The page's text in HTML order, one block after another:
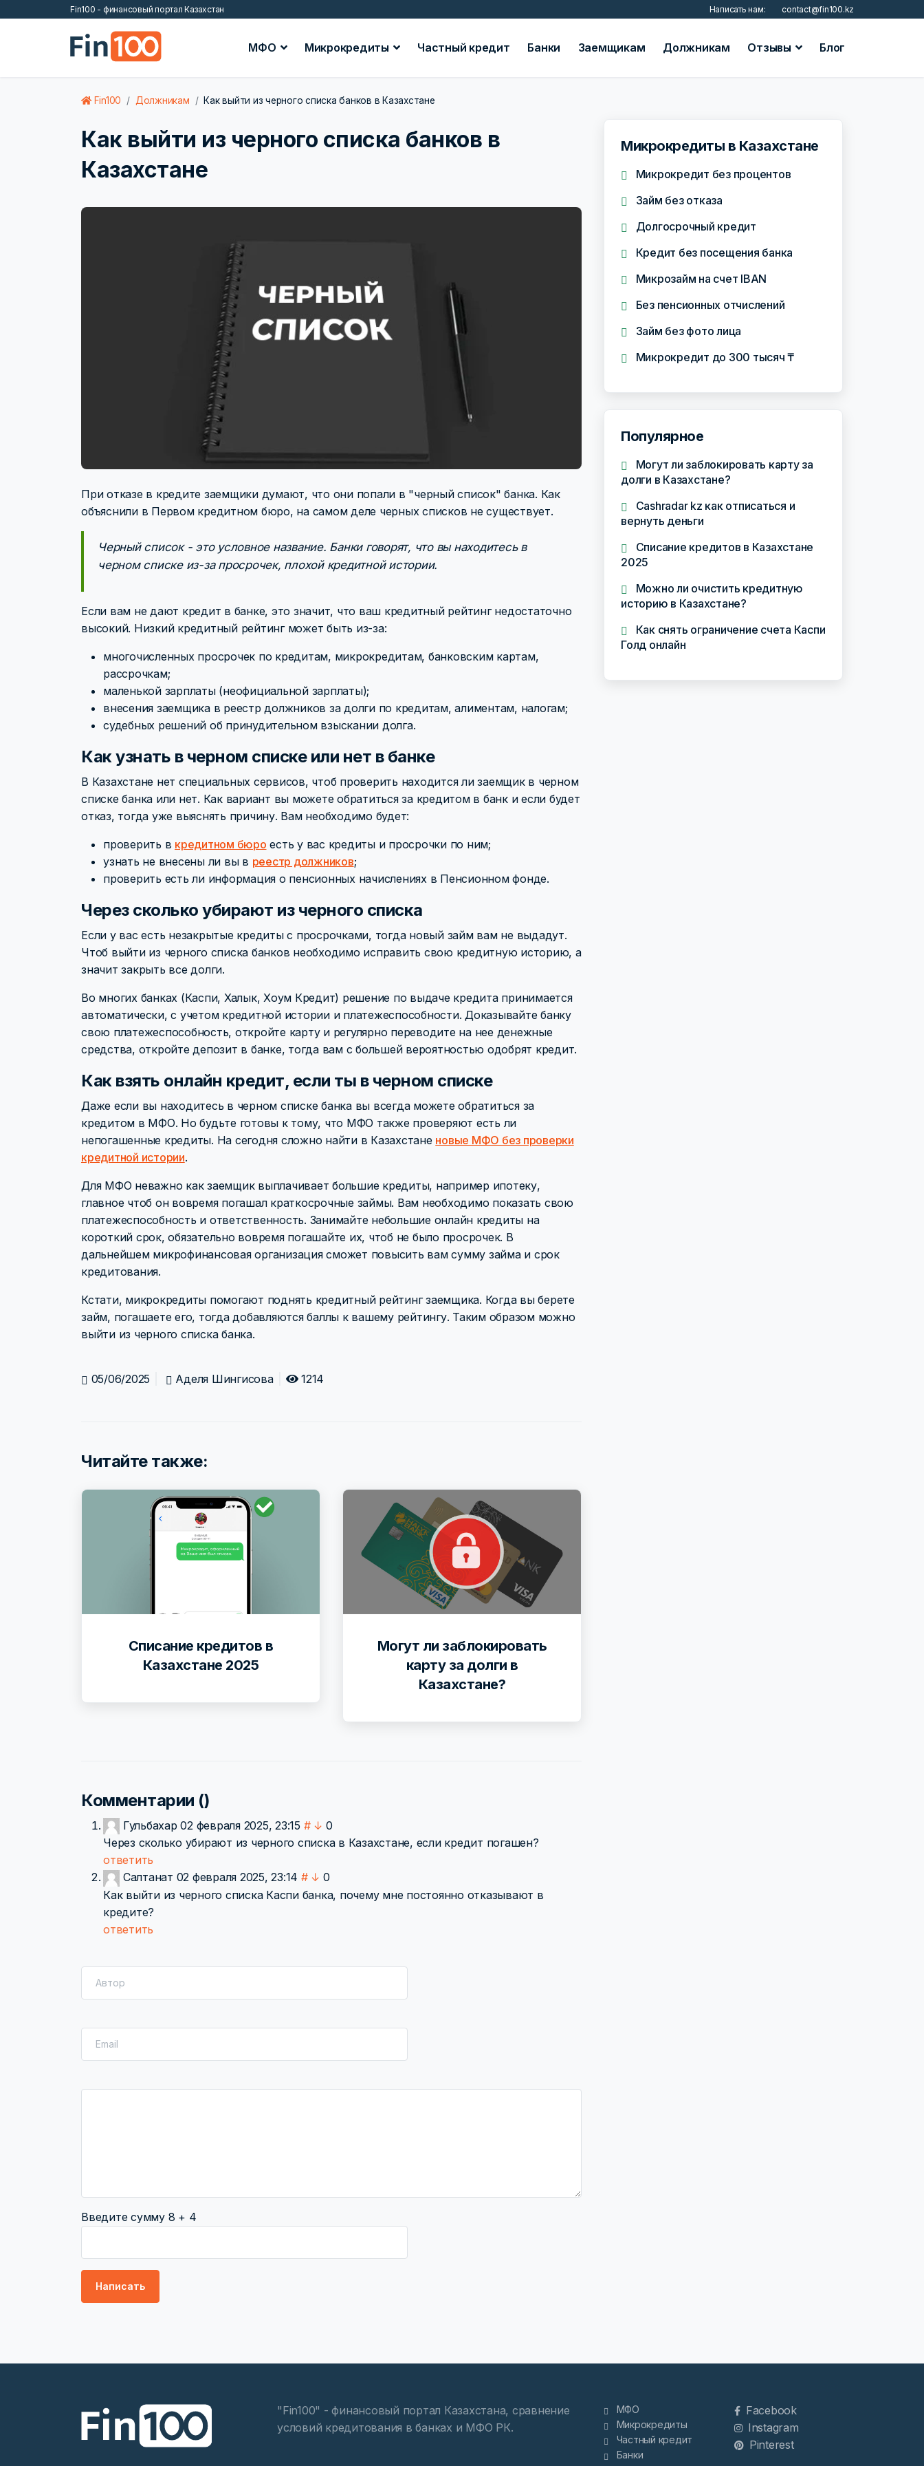
Fin100 - финансовый портал Казахстан Написать нам: contact@fin100.kz
МФО Микрокредиты Частный кредит Банки Заемщикам Должникам Отзывы Блог
Fin100 Должникам Как выйти из черного списка банков в Казахстане
Как выйти из черного списка банков в
Казахстане
При отказе в кредите заемщики думают, что они попали в "черный список" банка. Как
объяснили в Первом кредитном бюро, на самом деле черных списков не существует.
Черный список - это условное название. Банки говорят, что вы находитесь в
черном списке из-за просрочек, плохой кредитной истории.
Если вам не дают кредит в банке, это значит, что ваш кредитный рейтинг недостаточно
высокий. Низкий кредитный рейтинг может быть из-за:
многочисленных просрочек по кредитам, микрокредитам, банковским картам,
рассрочкам;
маленькой зарплаты (неофициальной зарплаты);
внесения заемщика в реестр должников за долги по кредитам, алиментам, налогам;
судебных решений об принудительном взыскании долга.
Как узнать в черном списке или нет в банке
В Казахстане нет специальных сервисов, чтоб проверить находится ли заемщик в черном
списке банка или нет. Как вариант вы можете обратиться за кредитом в банк и если будет
отказ, тогда уже выяснять причину. Вам необходимо будет:
проверить в кредитном бюро есть у вас кредиты и просрочки по ним;
узнать не внесены ли вы в реестр должников;
проверить есть ли информация о пенсионных начислениях в Пенсионном фонде.
Через сколько убирают из черного списка
Если у вас есть незакрытые кредиты с просрочками, тогда новый займ вам не выдадут.
Чтоб выйти из черного списка банков необходимо исправить свою кредитную историю, а
значит закрыть все долги.
Во многих банках (Каспи, Халык, Хоум Кредит) решение по выдаче кредита принимается
автоматически, с учетом кредитной истории и платежеспособности. Доказывайте банку
свою платежеспособность, откройте карту и регулярно переводите на нее денежные
средства, откройте депозит в банке, тогда вам с большей вероятностью одобрят кредит.
Как взять онлайн кредит, если ты в черном списке
Даже если вы находитесь в черном списке банка вы всегда можете обратиться за
кредитом в МФО. Но будьте готовы к тому, что МФО также проверяют есть ли
непогашенные кредиты. На сегодня сложно найти в Казахстане новые МФО без проверки
кредитной истории.
Для МФО неважно как заемщик выплачивает большие кредиты, например ипотеку,
главное чтоб он вовремя погашал краткосрочные займы. Вам необходимо показать свою
платежеспособность и ответственность. Занимайте небольшие онлайн кредиты на
короткий срок, обязательно вовремя погашайте их, чтоб не было просрочек. В
дальнейшем микрофинансовая организация сможет повысить вам сумму займа и срок
кредитования.
Кстати, микрокредиты помогают поднять кредитный рейтинг заемщика. Когда вы берете
займ, погашаете его, тогда добавляются баллы к вашему рейтингу. Таким образом можно
выйти из черного списка банка.
05/06/2025 Аделя Шингисова 1214
Читайте также:
Списание кредитов в
Казахстане 2025
Могут ли заблокировать
карту за долги в
Казахстане?
Комментарии ()
Гульбахар 02 февраля 2025, 23:15 # ↓ 0
Через сколько убирают из черного списка в Казахстане, если кредит погашен?
ответить
Салтанат 02 февраля 2025, 23:14 # ↓ 0
Как выйти из черного списка Каспи банка, почему мне постоянно отказывают в
кредите?
ответить
Введите сумму 8 + 4
Микрокредиты в Казахстане
Микрокредит без процентов
Займ без отказа
Долгосрочный кредит
Кредит без посещения банка
Микрозайм на счет IBAN
Без пенсионных отчислений
Займ без фото лица
Микрокредит до 300 тысяч ₸
Популярное
Могут ли заблокировать карту за
долги в Казахстане?
Cashradar kz как отписаться и
вернуть деньги
Списание кредитов в Казахстане
2025
Можно ли очистить кредитную
историю в Казахстане?
Как снять ограничение счета Каспи
Голд онлайн
"Fin100" - финансовый портал Казахстана, сравнение
условий кредитования в банках и МФО РК.
МФО
Микрокредиты
Частный кредит
Банки
Facebook
Instagram
Pinterest